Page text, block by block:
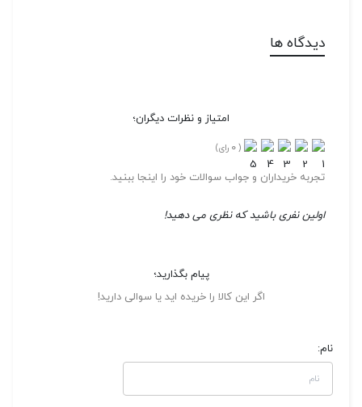
دیدگاه ها
امتیاز و نظرات دیگران؛
(
0 رای)
تجربه خریداران و جواب سوالات خود را اینجا ببنید.
اولین نفری باشید که نظری می دهید!
پیام بگذارید؛
اگر این کالا را خریده اید یا سوالی دارید!
نام: